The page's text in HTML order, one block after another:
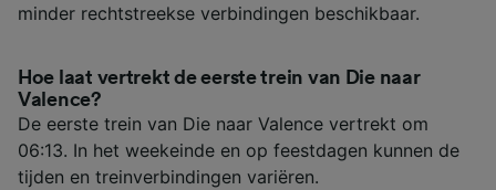
minder rechtstreekse verbindingen beschikbaar.
Hoe laat vertrekt de eerste trein van Die naar
Valence?
De eerste trein van Die naar Valence vertrekt om
06:13. In het weekeinde en op feestdagen kunnen de
tijden en treinverbindingen variëren.